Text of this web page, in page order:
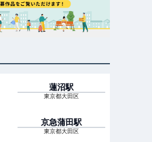
蓮沼駅
東京都大田区
京急蒲田駅
東京都大田区